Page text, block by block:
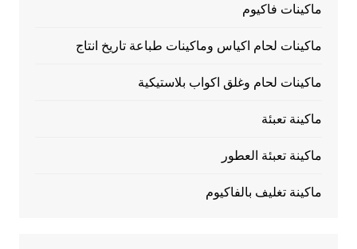
ماكينات فاكيوم
ماكينات لحام اكياس وماكينات طباعة تاريخ انتاج
ماكينات لحام وغلق اكواب بلاستيكية
ماكينة تعبئة
ماكينة تعبئة العطور
ماكينة تغليف بالفاكيوم